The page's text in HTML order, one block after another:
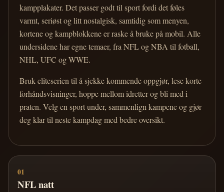
kampplakater. Det passer godt til sport fordi det føles
varmt, seriøst og litt nostalgisk, samtidig som menyen,
kortene og kampblokkene er raske å bruke på mobil. Alle
undersidene har egne temaer, fra NFL og NBA til fotball,
NHL, UFC og WWE.
Bruk eliteserien til å sjekke kommende oppgjør, lese korte
forhåndsvisninger, hoppe mellom idretter og bli med i
praten. Velg en sport under, sammenlign kampene og gjør
deg klar til neste kampdag med bedre oversikt.
01
NFL natt